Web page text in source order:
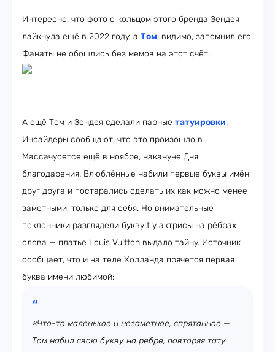
Интересно, что фото с кольцом этого бренда Зендея
лайкнула ещё в 2022 году, а Том, видимо, запомнил его.
Фанаты не обошлись без мемов на этот счёт.
А ещё Том и Зендея сделали парные татуировки.
Инсайдеры сообщают, что это произошло в
Массачусетсе ещё в ноябре, накануне Дня
благодарения. Влюблённые набили первые буквы имён
друг друга и постарались сделать их как можно менее
заметными, только для себя. Но внимательные
поклонники разглядели букву t у актрисы на рёбрах
слева — платье Louis Vuitton выдало тайну. Источник
сообщает, что и на теле Холланда прячется первая
буква имени любимой:
«Что-то маленькое и незаметное, спрятанное —
Том набил свою букву на ребре, повторяя тату